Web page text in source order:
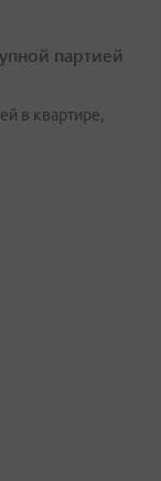
партией
в квартире,